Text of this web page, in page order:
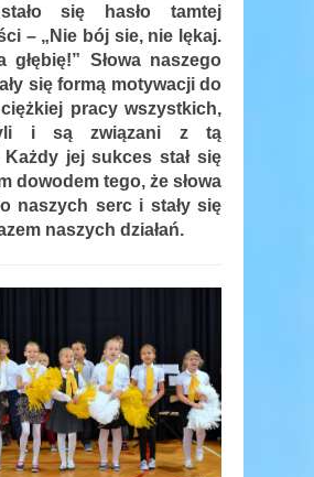
się hasło tamtej
– „Nie bój sie, nie lękaj.
głębię!” Słowa naszego
się formą motywacji do
ciężkiej pracy wszystkich,
i są związani z tą
Każdy jej sukces stał się
dowodem tego, że słowa
naszych serc i stały się
naszych działań.